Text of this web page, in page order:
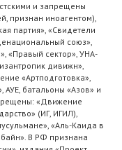
и запрещены
признан иноагентом),
партия», «Свидетели
союз»,
«Правый сектор», УНА-
дивижн»,
«Артподготовка»,
АУЕ, батальоны «Азов» и
«Движение
(ИГ, ИГИЛ),
«Аль-Каида в
В РФ признана